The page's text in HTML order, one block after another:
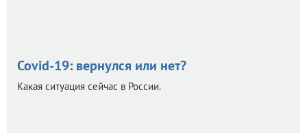
Covid-19: вернулся или нет?
Какая ситуация сейчас в России.